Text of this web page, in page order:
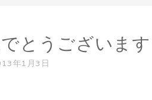
とうございま
年1月3日